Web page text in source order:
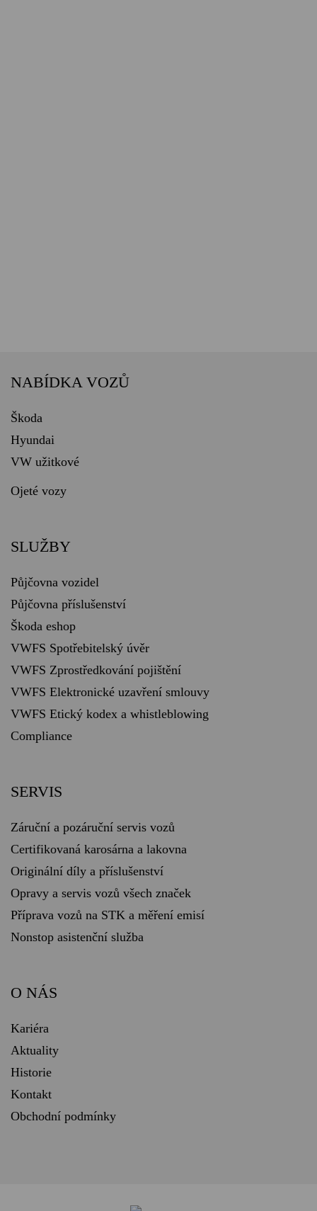
NABÍDKA VOZŮ
Škoda
Hyundai
VW užitkové
Ojeté vozy
SLUŽBY
Půjčovna vozidel
Půjčovna příslušenství
Škoda eshop
VWFS Spotřebitelský úvěr
VWFS Zprostředkování pojištění
VWFS Elektronické uzavření smlouvy
VWFS Etický kodex a whistleblowing
Compliance
SERVIS
Záruční a pozáruční servis vozů
Certifikovaná karosárna a lakovna
Originální díly a příslušenství
Opravy a servis vozů všech značek
Příprava vozů na STK a měření emisí
Nonstop asistenční služba
O NÁS
Kariéra
Aktuality
Historie
Kontakt
Obchodní podmínky